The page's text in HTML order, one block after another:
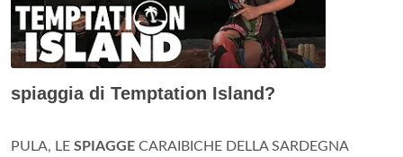
spiaggia di Temptation Island?
PULA, LE SPIAGGE CARAIBICHE DELLA SARDEGNA